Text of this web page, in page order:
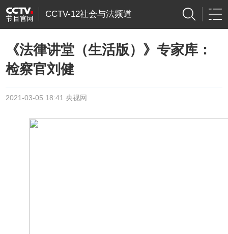
CCTV-12社会与法频道
《法律讲堂（生活版）》专家库：
检察官刘健
2021-03-05 18:41 央视网